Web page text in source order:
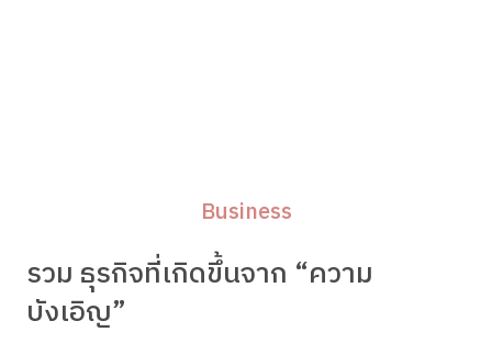
Business
รวม ธุรกิจที่เกิดขึ้นจาก “ความ
บังเอิญ”